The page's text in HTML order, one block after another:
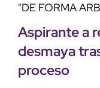
"DE FORMA
Aspirante a
desmaya
proceso